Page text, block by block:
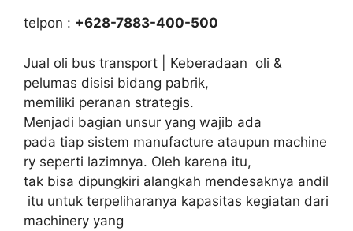
telpon : +628-7883-400-500
Jual oli bus transport | Keberadaan oli &
pelumas disisi bidang pabrik,
memiliki peranan strategis.
Menjadi bagian unsur yang wajib ada
pada tiap sistem manufacture ataupun machine
ry seperti lazimnya. Oleh karena itu,
tak bisa dipungkiri alangkah mendesaknya andil
itu untuk terpeliharanya kapasitas kegiatan dari
machinery yang